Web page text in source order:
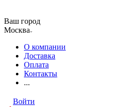
Ваш город
Москва
О компании
Доставка
Оплата
Контакты
...
Войти